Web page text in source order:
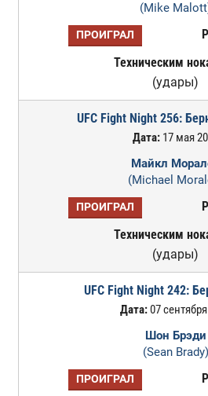
(Mike
ПРОИГРАЛ
Техническим
(удары)
UFC Fight Night 256:
Дата:17 мая
Майкл
(Michael
ПРОИГРАЛ
Техническим
(удары)
UFC Fight Night 242:
Дата:07
Шон Брэди
(Sean Brady)
ПРОИГРАЛ